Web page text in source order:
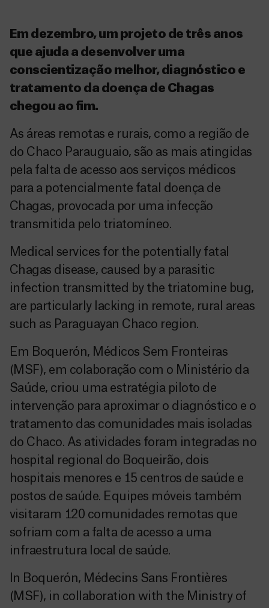
Em dezembro, um projeto de três anos
que ajuda a desenvolver uma
conscientização melhor, diagnóstico e
tratamento da doença de Chagas
chegou ao fim.
As áreas remotas e rurais, como a região de
do Chaco Parauguaio, são as mais atingidas
pela falta de acesso aos serviços médicos
para a potencialmente fatal doença de
Chagas, provocada por uma infecção
transmitida pelo triatomíneo.
Medical services for the potentially fatal
Chagas disease, caused by a parasitic
infection transmitted by the triatomine bug,
are particularly lacking in remote, rural areas
such as Paraguayan Chaco region.
Em Boquerón, Médicos Sem Fronteiras
(MSF), em colaboração com o Ministério da
Saúde, criou uma estratégia piloto de
intervenção para aproximar o diagnóstico e o
tratamento das comunidades mais isoladas
do Chaco. As atividades foram integradas no
hospital regional do Boqueirão, dois
hospitais menores e 15 centros de saúde e
postos de saúde. Equipes móveis também
visitaram 120 comunidades remotas que
sofriam com a falta de acesso a uma
infraestrutura local de saúde.
In Boquerón, Médecins Sans Frontières
(MSF), in collaboration with the Ministry of